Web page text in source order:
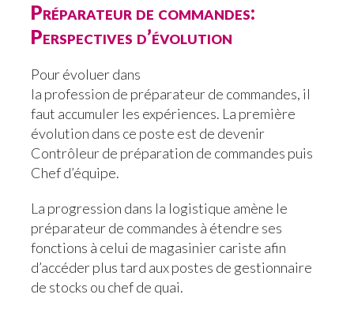
Préparateur de commandes:
Perspectives d’évolution
Pour évoluer dans
la profession de préparateur de commandes, il
faut accumuler les expériences. La première
évolution dans ce poste est de devenir
Contrôleur de préparation de commandes puis
Chef d’équipe.
La progression dans la logistique amène le
préparateur de commandes à étendre ses
fonctions à celui de magasinier cariste afin
d’accéder plus tard aux postes de gestionnaire
de stocks ou chef de quai.